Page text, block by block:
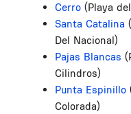
Cerro (Playa
Santa Catalina
Del Nacional)
Pajas Blancas
Cilindros)
Punta Espinillo
Colorada)